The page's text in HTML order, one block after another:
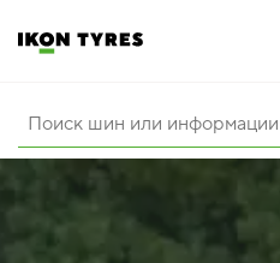
ШИНЫ
ИННОВАЦИИ